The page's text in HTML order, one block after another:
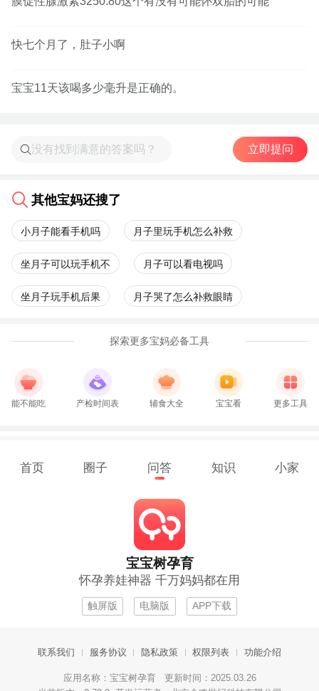
快七个月了，肚子小啊
宝宝11天该喝多少毫升是正确的。
立即提问
其他宝妈还搜了
小月子能看手机吗 月子里玩手机怎么补救
坐月子可以玩手机不 月子可以看电视吗
坐月子玩手机后果 月子哭了怎么补救眼睛
探索更多宝妈必备工具
能不能吃 产检时间表 辅食大全 宝宝看 更多工具
首页 圈子 问答 知识 小家
宝宝树孕育
怀孕养娃神器 千万妈妈都在用
触屏版 电脑版 APP下载
联系我们 服务协议 隐私政策 权限列表 功能介绍
应用名称：宝宝树孕育 更新时间：2025.03.26